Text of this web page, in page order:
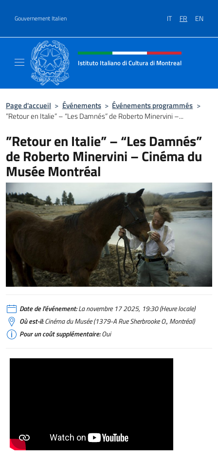
Gouvernement Italien IT FR EN
Site Web, social et en-tête de
Istituto Italiano di Cultura di Montreal
Page d'accueil > Événements > Événements programmés >
”Retour en Italie” – “Les Damnés” de Roberto Minervini –...
”Retour en Italie” – “Les Damnés”
de Roberto Minervini – Cinéma du
Musée Montréal
Date de l'événement:La novembre 17 2025, 19:30 (Heure locale)
Où est-il:Cinéma du Musée (1379-A Rue Sherbrooke O., Montréal)
Pour un coût supplémentaire:Oui